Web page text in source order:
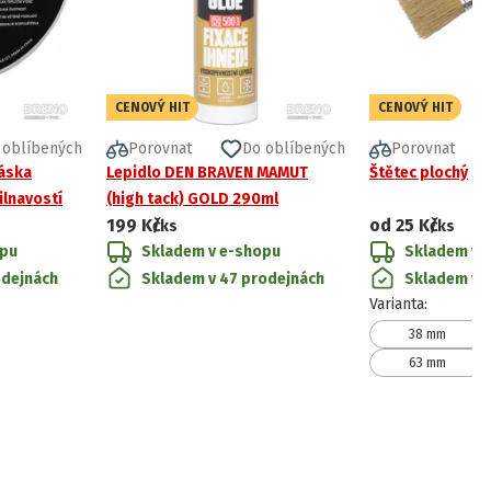
oblíbených
CENOVÝ HIT
Porovnat
Do oblíbených
Lepidlo DEN BRAVEN MAMUT
(high tack) GOLD 290ml
199 Kč/ks
Skladem v e-shopu
Skladem v 47 prodejnách
CENOVÝ HIT
Porovnat
Štětec plochý
od 25 Kč/ks
Skladem v
Skladem v
Varianta:
38 mm
63 mm